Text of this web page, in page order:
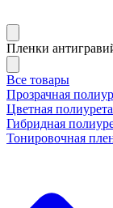
Пленки
Все товары
Прозрачная
Цветная
Гибридная
Тонировочная